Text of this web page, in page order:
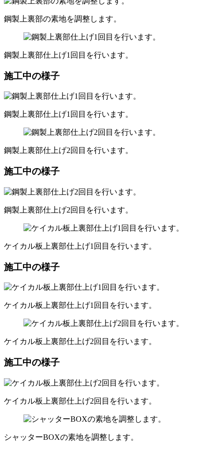
鋼製上裏部の素地を調整します。
鋼製上裏部仕上げ1回目を行います。
施工中の様子
鋼製上裏部仕上げ1回目を行います。
鋼製上裏部仕上げ2回目を行います。
施工中の様子
鋼製上裏部仕上げ2回目を行います。
ケイカル板上裏部仕上げ1回目を行います。
施工中の様子
ケイカル板上裏部仕上げ1回目を行います。
ケイカル板上裏部仕上げ2回目を行います。
施工中の様子
ケイカル板上裏部仕上げ2回目を行います。
シャッターBOXの素地を調整します。